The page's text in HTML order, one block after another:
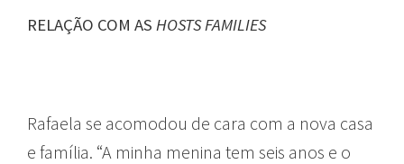
RELAÇÃO COM AS HOSTS FAMILIES
Rafaela se acomodou de cara com a nova casa
e família. “A minha menina tem seis anos e o